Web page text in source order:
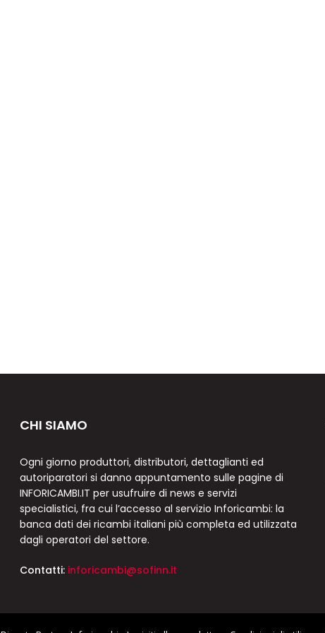
CHI SIAMO
Ogni giorno produttori, distributori, dettaglianti ed
autoriparatori si danno appuntamento sulle pagine di
INFORICAMBI.IT per usufruire di news e servizi
specialistici, fra cui l’accesso al servizio Inforicambi: la
banca dati dei ricambi italiani più completa ed utilizzata
dagli operatori del settore.
Contatti: inforicambi@sofinn.it